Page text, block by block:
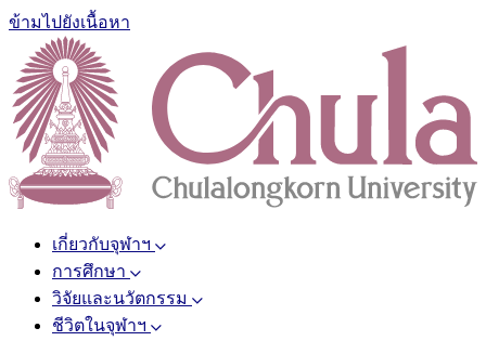
ข้ามไปยังเนื้อหา
เกี่ยวกับจุฬาฯ
การศึกษา
วิจัยและนวัตกรรม
ชีวิตในจุฬาฯ